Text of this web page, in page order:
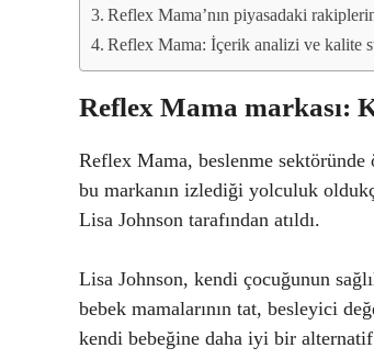
Reflex Mama’nın piyasadaki
Reflex Mama: İçerik analizi ve kalite
Reflex Mama markası:
Reflex Mama, beslenme
bu markanın izlediği yolculuk
Lisa Johnson tarafından atıldı.
Lisa Johnson, kendi çocuğunun
bebek mamalarının tat, besleyici
kendi bebeğine daha iyi bir